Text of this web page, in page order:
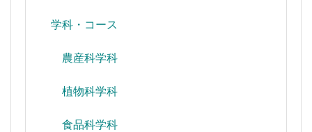
学科・コース
農産科学科
植物科学科
食品科学科